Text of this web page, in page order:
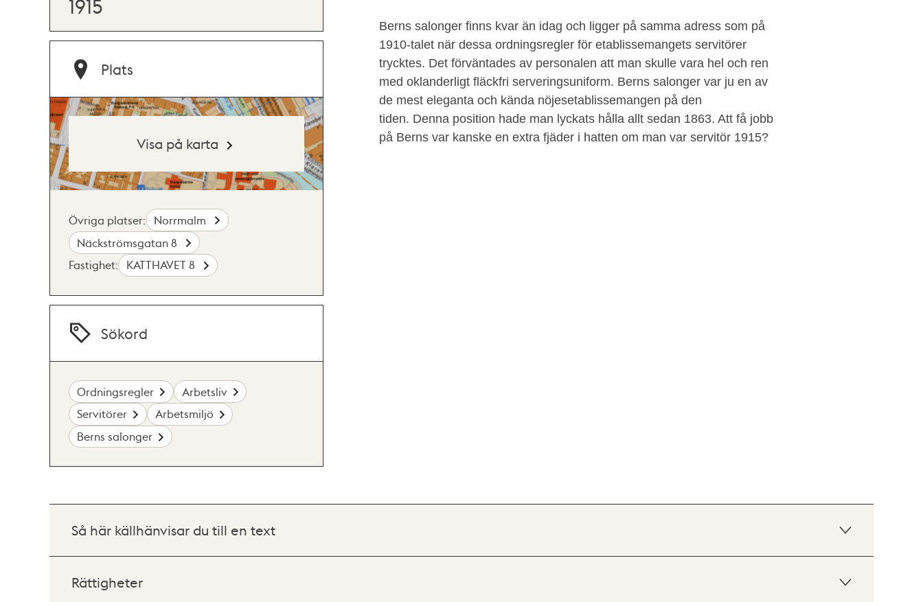
Berns salonger finns kvar än idag och ligger på samma adress som på
1910-talet när dessa ordningsregler för etablissemangets servitörer
trycktes. Det förväntades av personalen att man skulle vara hel och ren
med oklanderligt fläckfri serveringsuniform. Berns salonger var ju en av
de mest eleganta och kända nöjesetablissemangen på den
tiden. Denna position hade man lyckats hålla allt sedan 1863. Att få jobb
på Berns var kanske en extra fjäder i hatten om man var servitör 1915?
1915
Plats
Visa på karta
Övriga platser:
Norrmalm
Näckströmsgatan 8
Fastighet:
KATTHAVET 8
Sökord
Ordningsregler
Arbetsliv
Servitörer
Arbetsmiljö
Berns salonger
Så här källhänvisar du till en text
Rättigheter